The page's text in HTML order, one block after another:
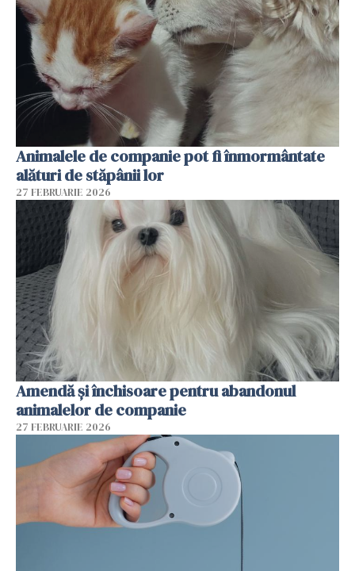
Animalele de companie pot fi înmormântate
alături de stăpânii lor
27 FEBRUARIE 2026
Amendă și închisoare pentru abandonul
animalelor de companie
27 FEBRUARIE 2026